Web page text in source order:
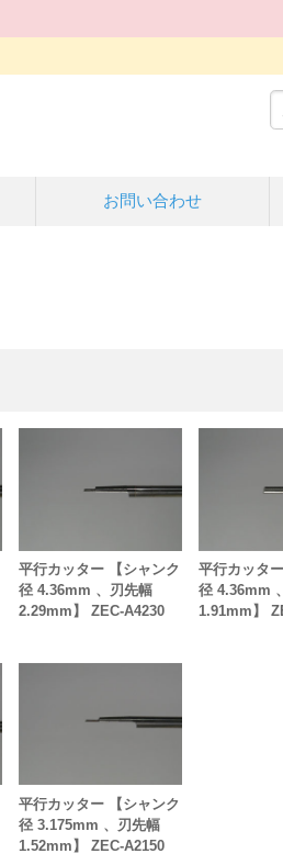
お問い合わせ
平行カッター 【シャンク
径 4.36mm 、刃先幅
2.29mm】 ZEC-A4230
平行カッタ
径 4.36mm
1.91mm】
平行カッター 【シャンク
径 3.175mm 、刃先幅
1.52mm】 ZEC-A2150